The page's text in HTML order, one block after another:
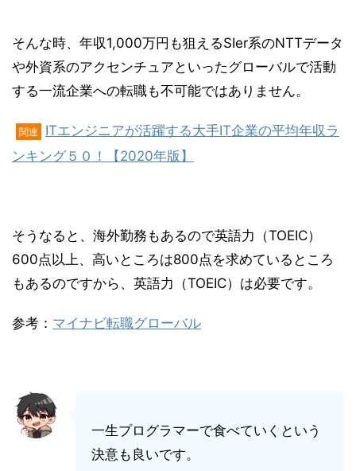
そんな時、年収1,000万円も狙えるSIer系のNTTデータ
や外資系のアクセンチュアといったグローバルで活動
する一流企業への転職も不可能ではありません。
関連
ITエンジニアが活躍する大手IT企業の平均年収ラ
ンキング５０！【2020年版】
そうなると、海外勤務もあるので英語力（TOEIC）
600点以上、高いところは800点を求めているところ
もあるのですから、英語力（TOEIC）は必要です。
参考： マイナビ転職グローバル
一生プログラマーで食べていくという
決意も良いです。